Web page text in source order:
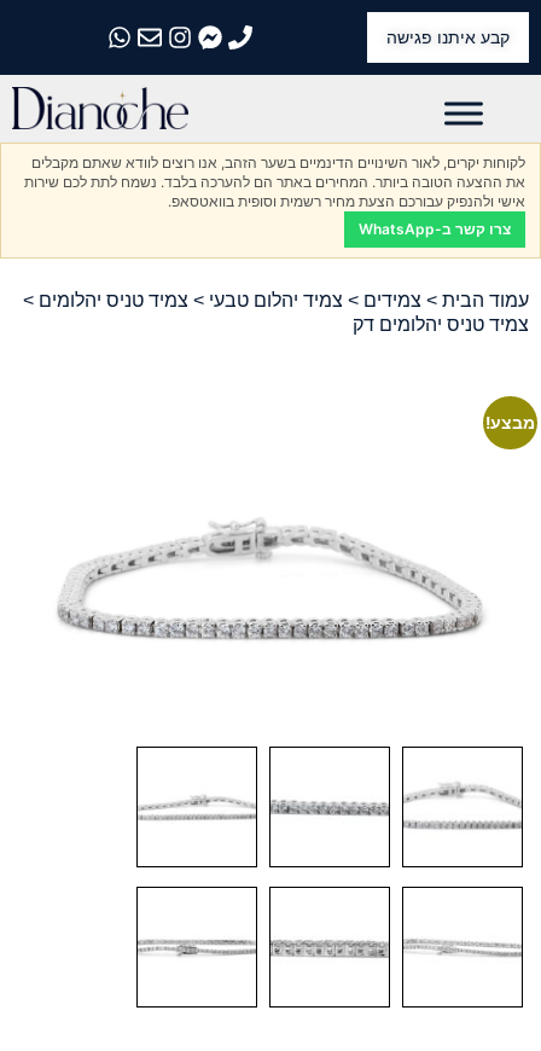
קבע איתנו פגישה
התקשרו אלינו
התקשרו אלינו
התקשרו אלינו
התקשרו אלינו
התקשרו אלינו
לקוחות יקרים, לאור השינויים הדינמיים בשער הזהב, אנו רוצים לוודא שאתם מקבלים
את ההצעה הטובה ביותר. המחירים באתר הם להערכה בלבד. נשמח לתת לכם שירות
אישי ולהנפיק עבורכם הצעת מחיר רשמית וסופית בוואטסאפ.
צרו קשר ב-WhatsApp
עמוד הבית > צמידים > צמיד יהלום טבעי > צמיד טניס יהלומים >
צמיד טניס יהלומים דק
מבצע!
🔍